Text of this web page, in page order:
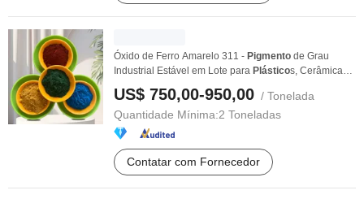
Óxido de Ferro Amarelo 311 - Pigmento de Grau
Industrial Estável em Lote para Plásticos, Cerâmicas,
US$ 750,00-950,00 / Tonelada
Quantidade Mínima:2 Toneladas
Contatar com Fornecedor